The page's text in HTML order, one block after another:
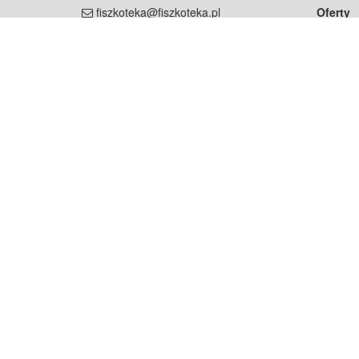
fiszkoteka@fiszkoteka.pl
Oferty